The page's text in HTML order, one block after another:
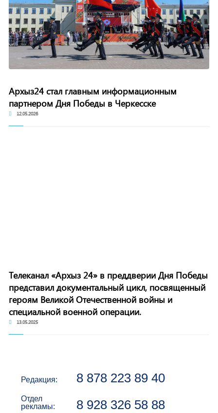
Архыз24 стал главным информационным
партнером Дня Победы в Черкесске
12.05.2026
Телеканал «Архыз 24» в преддверии Дня Победы
представил документальный цикл, посвященный
героям Великой Отечественной войны и
специальной военной операции.
13.05.2025
Редакция: 8 878 223 89 40
Отдел
рекламы:
8 928 326 58 88